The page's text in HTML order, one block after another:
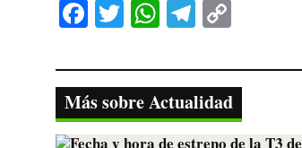
Fa
bo
ok
T
tte
r
W
ts
A
pp
Te
gr
a
m
y
Li
nk
Más sobre Actualidad